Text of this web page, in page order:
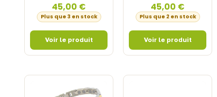
45,00 €
Plus que 3 en stock
45,00 €
Plus que 2 en stock